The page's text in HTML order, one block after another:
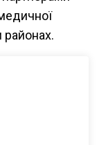
районах.